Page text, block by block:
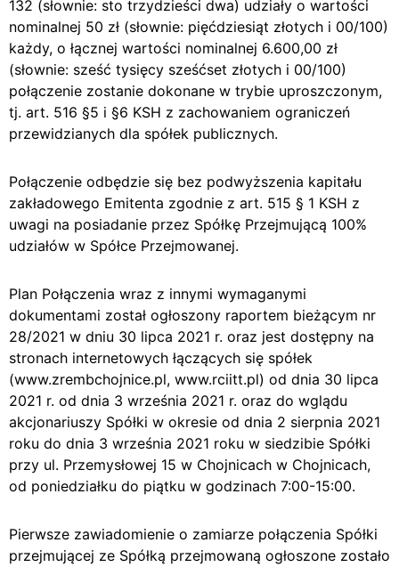
132 (słownie: sto trzydzieści dwa) udziały o wartości
nominalnej 50 zł (słownie: pięćdziesiąt złotych i 00/100)
każdy, o łącznej wartości nominalnej 6.600,00 zł
(słownie: sześć tysięcy sześćset złotych i 00/100)
połączenie zostanie dokonane w trybie uproszczonym,
tj. art. 516 §5 i §6 KSH z zachowaniem ograniczeń
przewidzianych dla spółek publicznych.
Połączenie odbędzie się bez podwyższenia kapitału
zakładowego Emitenta zgodnie z art. 515 § 1 KSH z
uwagi na posiadanie przez Spółkę Przejmującą 100%
udziałów w Spółce Przejmowanej.
Plan Połączenia wraz z innymi wymaganymi
dokumentami został ogłoszony raportem bieżącym nr
28/2021 w dniu 30 lipca 2021 r. oraz jest dostępny na
stronach internetowych łączących się spółek
(www.zrembchojnice.pl, www.rciitt.pl) od dnia 30 lipca
2021 r. od dnia 3 września 2021 r. oraz do wglądu
akcjonariuszy Spółki w okresie od dnia 2 sierpnia 2021
roku do dnia 3 września 2021 roku w siedzibie Spółki
przy ul. Przemysłowej 15 w Chojnicach w Chojnicach,
od poniedziałku do piątku w godzinach 7:00-15:00.
Pierwsze zawiadomienie o zamiarze połączenia Spółki
przejmującej ze Spółką przejmowaną ogłoszone zostało